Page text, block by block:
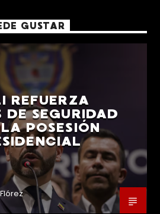
GUSTAR
REFUERZA
DE SEGURIDAD
POSESIÓN